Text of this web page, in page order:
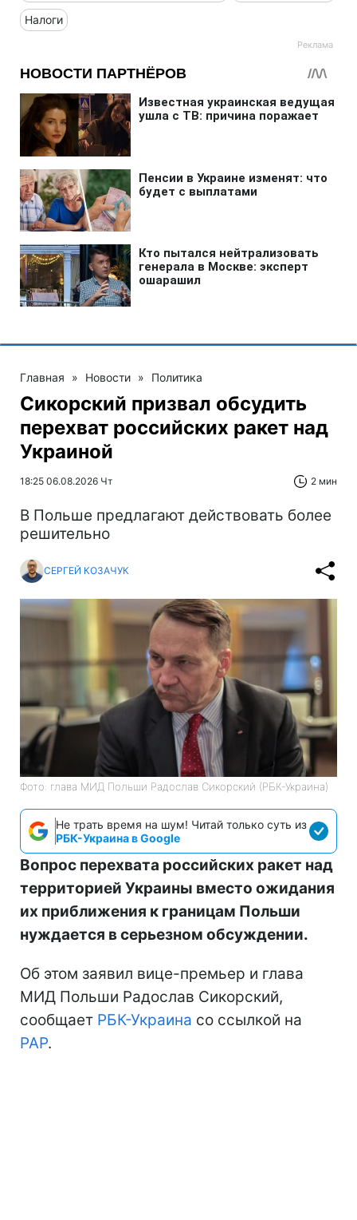
Налоги
Главная » Новости » Политика
Сикорский призвал обсудить
перехват российских ракет над
Украиной
18:25 06.08.2026 Чт 2 мин
В Польше предлагают действовать более
решительно
СЕРГЕЙ КОЗАЧУК
Фото: глава МИД Польши Радослав Сикорский (РБК-Украина)
Не трать время на шум! Читай только суть из
РБК-Украина в Google
Вопрос перехвата российских ракет над
территорией Украины вместо ожидания
их приближения к границам Польши
нуждается в серьезном обсуждении.
Об этом заявил вице-премьер и глава
МИД Польши Радослав Сикорский,
сообщает РБК-Украина со ссылкой на
PAP.